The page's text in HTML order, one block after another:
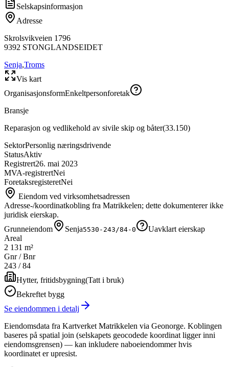
Selskapsinformasjon
Adresse
Skrolsvikveien 1796
9392 STONGLANDSEIDET
Senja,Troms
Vis kart
OrganisasjonsformEnkeltpersonforetak
Bransje
Reparasjon og vedlikehold av sivile skip og båter(33.150)
SektorPersonlig næringsdrivende
StatusAktiv
Registrert26. mai 2023
MVA-registrertNei
ForetaksregisteretNei
Eiendom ved virksomhetsadressen
Adresse-/koordinatkobling fra Matrikkelen; dette dokumenterer ikke
juridisk eierskap.
Grunneiendom
Senja5530-243/84-0
Uavklart eierskap
Areal
2 131 m²
Gnr / Bnr
243 /84
Hytter, fritidsbygning(Tatt i bruk)
Bekreftet bygg
Se eiendommen i detalj
Eiendomsdata fra Kartverket Matrikkelen via Geonorge. Koblingen
baseres på spatial join (selskapets geocodede koordinat ligger inni
eiendomsgrensen) — kan inkludere naboeiendommer hvis
koordinatet er upresist.